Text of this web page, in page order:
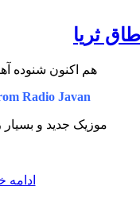
ثریا
هم اکنون شنوده
Radio Javan
موزیک جدید و بسیار
ادامه